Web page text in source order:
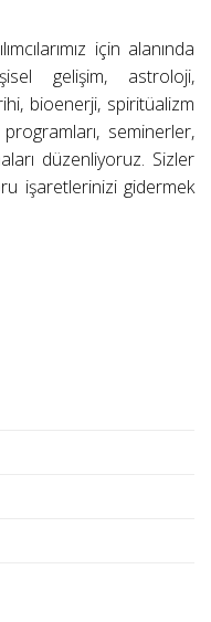
için alanında
gelişim, astroloji,
bioenerji, spiritüalizm
seminerler,
düzenliyoruz. Sizler
işaretlerinizi gidermek